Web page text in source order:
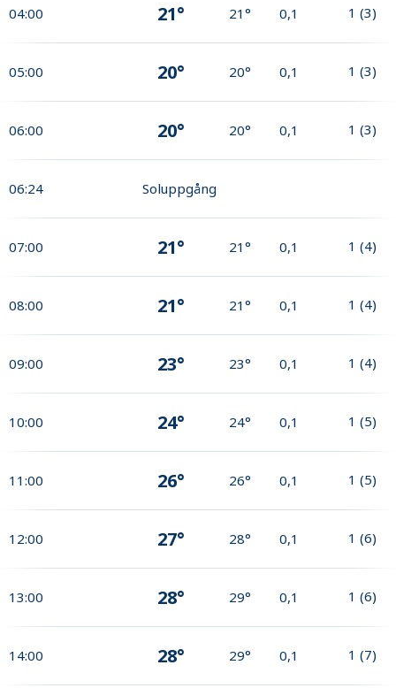
04:00 21° 21° 0,1 1 (3)
05:00 20° 20° 0,1 1 (3)
06:00 20° 20° 0,1 1 (3)
06:24 Soluppgång
07:00 21° 21° 0,1 1 (4)
08:00 21° 21° 0,1 1 (4)
09:00 23° 23° 0,1 1 (4)
10:00 24° 24° 0,1 1 (5)
11:00 26° 26° 0,1 1 (5)
12:00 27° 28° 0,1 1 (6)
13:00 28° 29° 0,1 1 (6)
14:00 28° 29° 0,1 1 (7)